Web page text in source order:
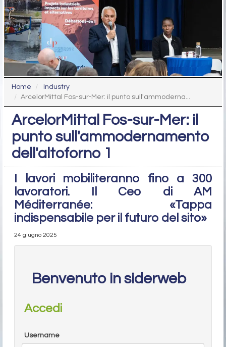
Home
Industry
ArcelorMittal Fos-sur-Mer: il punto sull'ammoderna...
ArcelorMittal Fos-sur-Mer: il
punto sull'ammodernamento
dell'altoforno 1
I lavori mobiliteranno fino a 300
lavoratori. Il Ceo di AM
Méditerranée: «Tappa
indispensabile per il futuro del sito»
24 giugno 2025
Benvenuto in siderweb
Accedi
Username